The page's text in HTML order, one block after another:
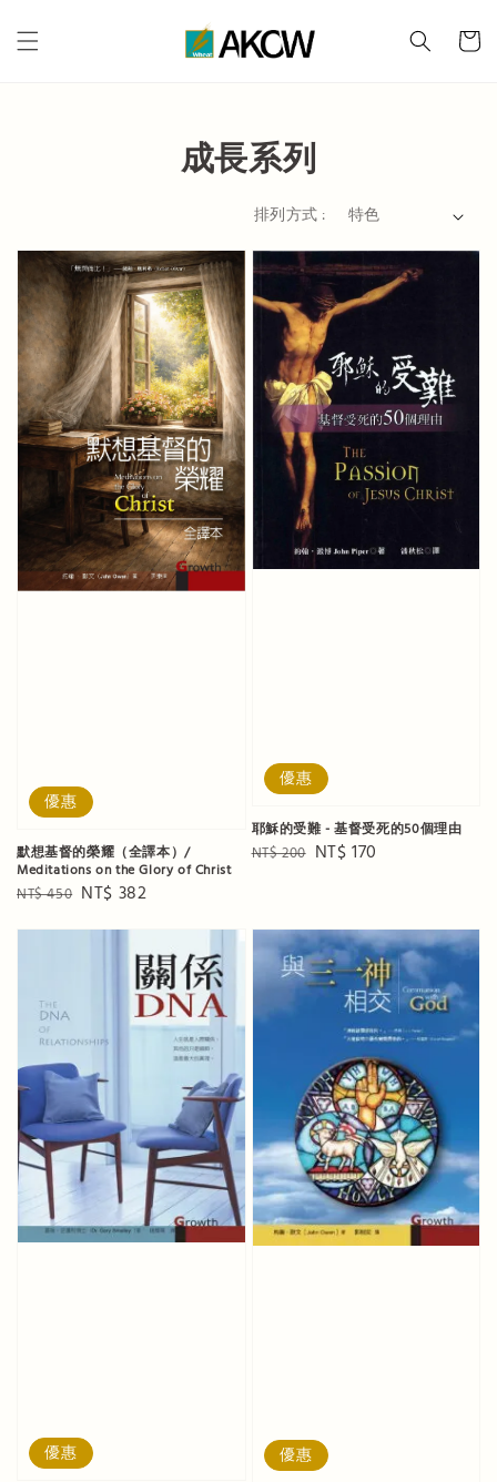
成長系列
排列方式 :
優惠
默想基督的榮耀（全譯本）/
Meditations on the Glory of Christ
Regular
NT$ 450 Sale
NT$ 382
優惠
耶穌的受難 - 基督受死的50個理由
Regular
NT$ 200 Sale
NT$ 170
優惠 優惠